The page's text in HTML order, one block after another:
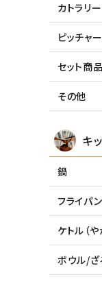
カトラリー
ピッチャ
セット商品
その他
キ
鍋
フライパン
ケトル（や
ボウル/ざ